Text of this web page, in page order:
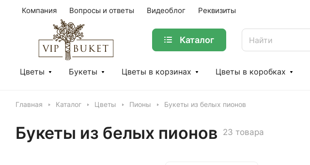
Компания Вопросы и ответы Видеоблог Реквизиты
Каталог
Цветы Букеты Цветы в корзинах Цветы в коробках
Главная Каталог Цветы Пионы Букеты из белых пионов
Букеты из белых пионов 23 товара